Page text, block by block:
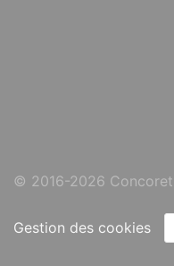
© 2016-2026 Concoret
Gestion des cookies